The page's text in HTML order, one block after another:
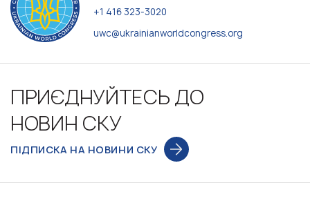
+1 416 323-3020
uwc@ukrainianworldcongress.org
ПРИЄДНУЙТЕСЬ ДО
НОВИН СКУ
ПІДПИСКА НА НОВИНИ СКУ